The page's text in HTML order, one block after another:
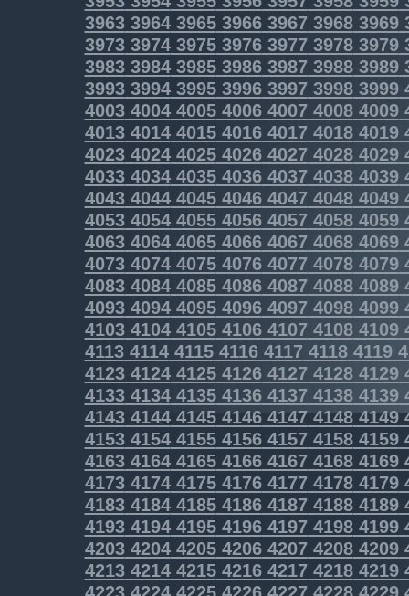
3963396439653966396739683969
3973397439753976397739783979
3983398439853986398739883989
3993399439953996399739983999
4003400440054006400740084009
40134014401540164017 40184019
4023402440254026402740284029
40334034403540364037 40384039
40434044404540464047 40484049
40534054405540564057 40584059
4063406440654066406740684069
40734074407540764077 40784079
40834084408540864087 40884089
40934094409540964097 40984099
41034104410541064107 41084109
41134114411541164117 41184119
41234124412541264127 41284129
41334134413541364137 41384139
4143414441454146414741484149
4153415441554156415741584159
4163416441654166416741684169
4173417441754176417741784179
4183418441854186418741884189
4193419441954196419741984199
4203420442054206420742084209
4213421442154216421742184219